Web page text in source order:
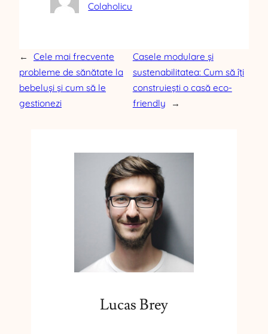
Colaholicu
←
Cele mai frecvente
probleme de sănătate la
bebeluși și cum să le
gestionezi
Casele modulare și
sustenabilitatea: Cum să îți
construiești o casă eco-
friendly
→
Lucas Brey